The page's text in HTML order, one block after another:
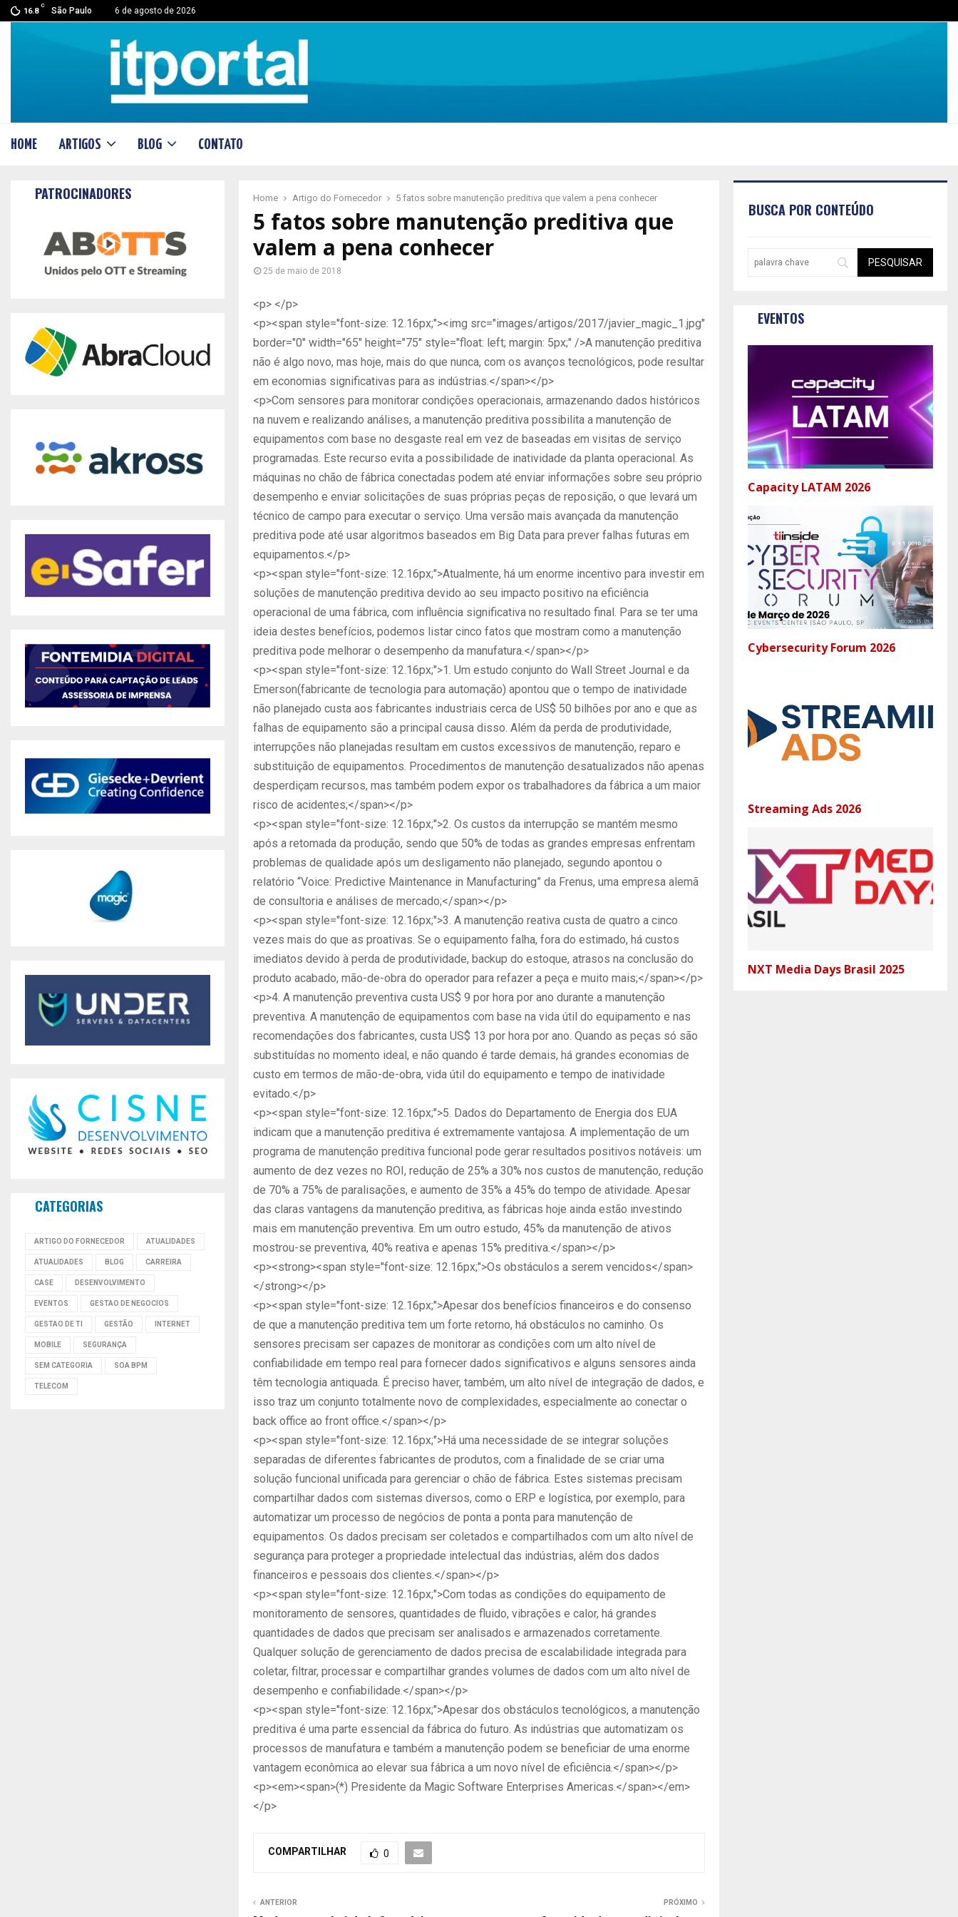
16.8
C
São Paulo 6 de agosto de 2026
HOME ARTIGOS BLOG CONTATO
Home Artigo do Fornecedor 5 fatos sobre manutenção preditiva que valem a pena conhecer
5 fatos sobre manutenção preditiva que
valem a pena conhecer
25 de maio de 2018
<p> </p>
<p><span style="font-size: 12.16px;"><img src="images/artigos/2017/javier_magic_1.jpg"
border="0" width="65" height="75" style="float: left; margin: 5px;" />A manutenção preditiva
não é algo novo, mas hoje, mais do que nunca, com os avanços tecnológicos, pode resultar
em economias significativas para as indústrias.</span></p>
<p>Com sensores para monitorar condições operacionais, armazenando dados históricos
na nuvem e realizando análises, a manutenção preditiva possibilita a manutenção de
equipamentos com base no desgaste real em vez de baseadas em visitas de serviço
programadas. Este recurso evita a possibilidade de inatividade da planta operacional. As
máquinas no chão de fábrica conectadas podem até enviar informações sobre seu próprio
desempenho e enviar solicitações de suas próprias peças de reposição, o que levará um
técnico de campo para executar o serviço. Uma versão mais avançada da manutenção
preditiva pode até usar algoritmos baseados em Big Data para prever falhas futuras em
equipamentos.</p>
<p><span style="font-size: 12.16px;">Atualmente, há um enorme incentivo para investir em
soluções de manutenção preditiva devido ao seu impacto positivo na eficiência
operacional de uma fábrica, com influência significativa no resultado final. Para se ter uma
ideia destes benefícios, podemos listar cinco fatos que mostram como a manutenção
preditiva pode melhorar o desempenho da manufatura.</span></p>
<p><span style="font-size: 12.16px;">1. Um estudo conjunto do Wall Street Journal e da
Emerson(fabricante de tecnologia para automação) apontou que o tempo de inatividade
não planejado custa aos fabricantes industriais cerca de US$ 50 bilhões por ano e que as
falhas de equipamento são a principal causa disso. Além da perda de produtividade,
interrupções não planejadas resultam em custos excessivos de manutenção, reparo e
substituição de equipamentos. Procedimentos de manutenção desatualizados não apenas
desperdiçam recursos, mas também podem expor os trabalhadores da fábrica a um maior
risco de acidentes;</span></p>
<p><span style="font-size: 12.16px;">2. Os custos da interrupção se mantém mesmo
após a retomada da produção, sendo que 50% de todas as grandes empresas enfrentam
problemas de qualidade após um desligamento não planejado, segundo apontou o
relatório “Voice: Predictive Maintenance in Manufacturing” da Frenus, uma empresa alemã
de consultoria e análises de mercado;</span></p>
<p><span style="font-size: 12.16px;">3. A manutenção reativa custa de quatro a cinco
vezes mais do que as proativas. Se o equipamento falha, fora do estimado, há custos
imediatos devido à perda de produtividade, backup do estoque, atrasos na conclusão do
produto acabado, mão-de-obra do operador para refazer a peça e muito mais;</span></p>
<p>4. A manutenção preventiva custa US$ 9 por hora por ano durante a manutenção
preventiva. A manutenção de equipamentos com base na vida útil do equipamento e nas
recomendações dos fabricantes, custa US$ 13 por hora por ano. Quando as peças só são
substituídas no momento ideal, e não quando é tarde demais, há grandes economias de
custo em termos de mão-de-obra, vida útil do equipamento e tempo de inatividade
evitado.</p>
<p><span style="font-size: 12.16px;">5. Dados do Departamento de Energia dos EUA
indicam que a manutenção preditiva é extremamente vantajosa. A implementação de um
programa de manutenção preditiva funcional pode gerar resultados positivos notáveis: um
aumento de dez vezes no ROI, redução de 25% a 30% nos custos de manutenção, redução
de 70% a 75% de paralisações, e aumento de 35% a 45% do tempo de atividade. Apesar
das claras vantagens da manutenção preditiva, as fábricas hoje ainda estão investindo
mais em manutenção preventiva. Em um outro estudo, 45% da manutenção de ativos
mostrou-se preventiva, 40% reativa e apenas 15% preditiva.</span></p>
<p><strong><span style="font-size: 12.16px;">Os obstáculos a serem vencidos</span>
</strong></p>
<p><span style="font-size: 12.16px;">Apesar dos benefícios financeiros e do consenso
de que a manutenção preditiva tem um forte retorno, há obstáculos no caminho. Os
sensores precisam ser capazes de monitorar as condições com um alto nível de
confiabilidade em tempo real para fornecer dados significativos e alguns sensores ainda
têm tecnologia antiquada. É preciso haver, também, um alto nível de integração de dados, e
isso traz um conjunto totalmente novo de complexidades, especialmente ao conectar o
back office ao front office.</span></p>
<p><span style="font-size: 12.16px;">Há uma necessidade de se integrar soluções
separadas de diferentes fabricantes de produtos, com a finalidade de se criar uma
solução funcional unificada para gerenciar o chão de fábrica. Estes sistemas precisam
compartilhar dados com sistemas diversos, como o ERP e logística, por exemplo, para
automatizar um processo de negócios de ponta a ponta para manutenção de
equipamentos. Os dados precisam ser coletados e compartilhados com um alto nível de
segurança para proteger a propriedade intelectual das indústrias, além dos dados
financeiros e pessoais dos clientes.</span></p>
<p><span style="font-size: 12.16px;">Com todas as condições do equipamento de
monitoramento de sensores, quantidades de fluido, vibrações e calor, há grandes
quantidades de dados que precisam ser analisados e armazenados corretamente.
Qualquer solução de gerenciamento de dados precisa de escalabilidade integrada para
coletar, filtrar, processar e compartilhar grandes volumes de dados com um alto nível de
desempenho e confiabilidade.</span></p>
<p><span style="font-size: 12.16px;">Apesar dos obstáculos tecnológicos, a manutenção
preditiva é uma parte essencial da fábrica do futuro. As indústrias que automatizam os
processos de manufatura e também a manutenção podem se beneficiar de uma enorme
vantagem econômica ao elevar sua fábrica a um novo nível de eficiência.</span></p>
<p><em><span>(*) Presidente da Magic Software Enterprises Americas.</span></em>
</p>
COMPARTILHAR 0
ANTERIOR PRÓXIMO
PATROCINADORES
CATEGORIAS
ARTIGO DO FORNECEDOR ATUALIDADES
ATUALIDADES BLOG CARREIRA
CASE DESENVOLVIMENTO
EVENTOS GESTAO DE NEGOCIOS
GESTAO DE TI GESTÃO INTERNET
MOBILE SEGURANÇA
SEM CATEGORIA SOA BPM
TELECOM
BUSCA POR CONTEÚDO
EVENTOS
Capacity LATAM 2026
Cybersecurity Forum 2026
Streaming Ads 2026
NXT Media Days Brasil 2025